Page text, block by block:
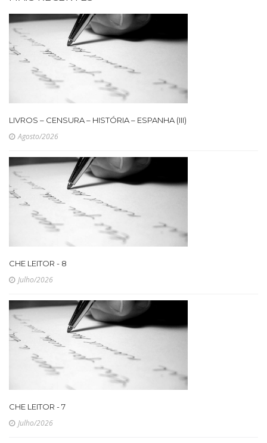
LIVROS – CENSURA – HISTÓRIA – ESPANHA (III)
Agosto/2026
CHE LEITOR - 8
Julho/2026
CHE LEITOR - 7
Julho/2026